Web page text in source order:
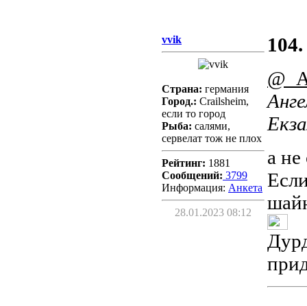
vvik
Страна: германия
Город.: Crailsheim,
если то город
Рыба: салями,
сервелат тож не плох
Рейтинг: 1881
Сообщений: 3799
Информация: Aнкета
28.01.2023 08:12
104.
а